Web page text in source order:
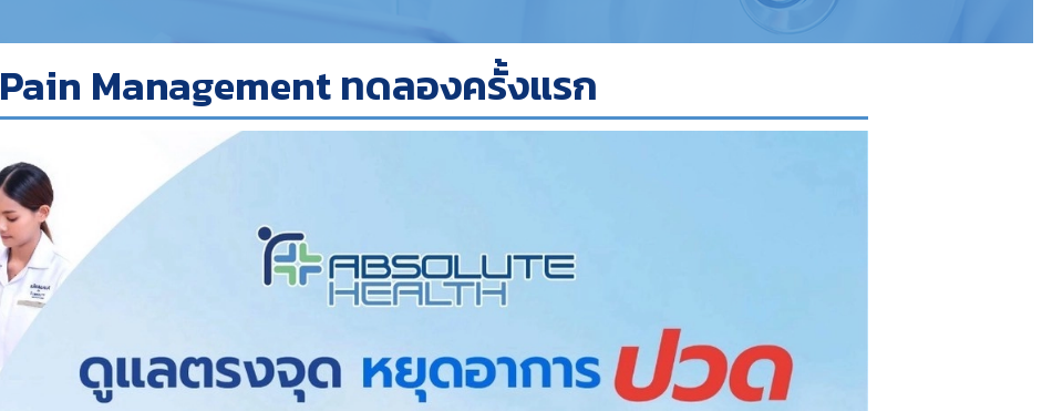
Pain Management ทดลองครั้งแรก